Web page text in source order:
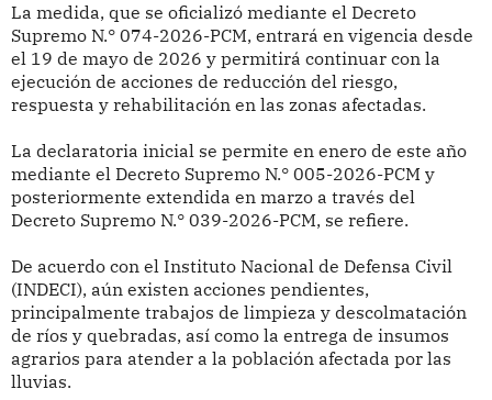
La medida, que se oficializó mediante el Decreto
Supremo N.° 074-2026-PCM, entrará en vigencia desde
el 19 de mayo de 2026 y permitirá continuar con la
ejecución de acciones de reducción del riesgo,
respuesta y rehabilitación en las zonas afectadas.
La declaratoria inicial se permite en enero de este año
mediante el Decreto Supremo N.° 005-2026-PCM y
posteriormente extendida en marzo a través del
Decreto Supremo N.° 039-2026-PCM, se refiere.
De acuerdo con el Instituto Nacional de Defensa Civil
(INDECI), aún existen acciones pendientes,
principalmente trabajos de limpieza y descolmatación
de ríos y quebradas, así como la entrega de insumos
agrarios para atender a la población afectada por las
lluvias.